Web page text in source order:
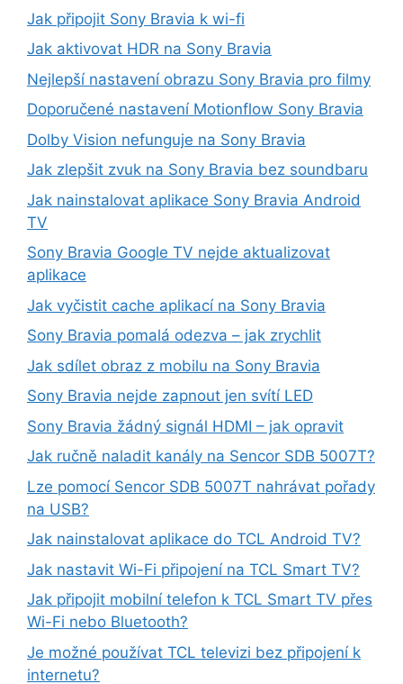
Jak připojit Sony Bravia k wi-fi
Jak aktivovat HDR na Sony Bravia
Nejlepší nastavení obrazu Sony Bravia pro filmy
Doporučené nastavení Motionflow Sony Bravia
Dolby Vision nefunguje na Sony Bravia
Jak zlepšit zvuk na Sony Bravia bez soundbaru
Jak nainstalovat aplikace Sony Bravia Android
TV
Sony Bravia Google TV nejde aktualizovat
aplikace
Jak vyčistit cache aplikací na Sony Bravia
Sony Bravia pomalá odezva – jak zrychlit
Jak sdílet obraz z mobilu na Sony Bravia
Sony Bravia nejde zapnout jen svítí LED
Sony Bravia žádný signál HDMI – jak opravit
Jak ručně naladit kanály na Sencor SDB 5007T?
Lze pomocí Sencor SDB 5007T nahrávat pořady
na USB?
Jak nainstalovat aplikace do TCL Android TV?
Jak nastavit Wi-Fi připojení na TCL Smart TV?
Jak připojit mobilní telefon k TCL Smart TV přes
Wi-Fi nebo Bluetooth?
Je možné používat TCL televizi bez připojení k
internetu?